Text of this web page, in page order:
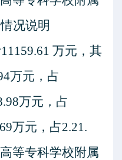
况说明
11159.61 万元，其
万元，占
万元，占
万元，占2.21.
等专科学校附属